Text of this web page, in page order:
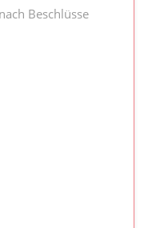
Beschlüsse